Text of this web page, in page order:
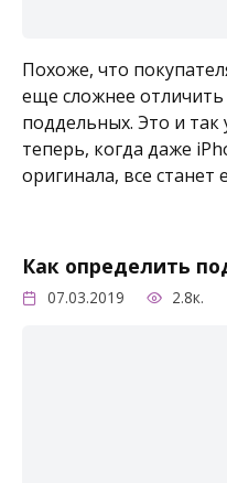
Похоже, что
еще сложнее
поддельных. Это и так
теперь, когда даже
оригинала, все станет
Как определить
07.03.2019 2.8к.